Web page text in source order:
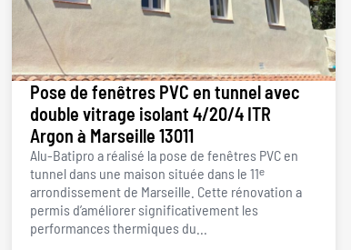
Pose de fenêtres PVC en tunnel avec
double vitrage isolant 4/20/4 ITR
Argon à Marseille 13011
Alu-Batipro a réalisé la pose de fenêtres PVC en
tunnel dans une maison située dans le 11ᵉ
arrondissement de Marseille. Cette rénovation a
permis d’améliorer significativement les
performances thermiques du...